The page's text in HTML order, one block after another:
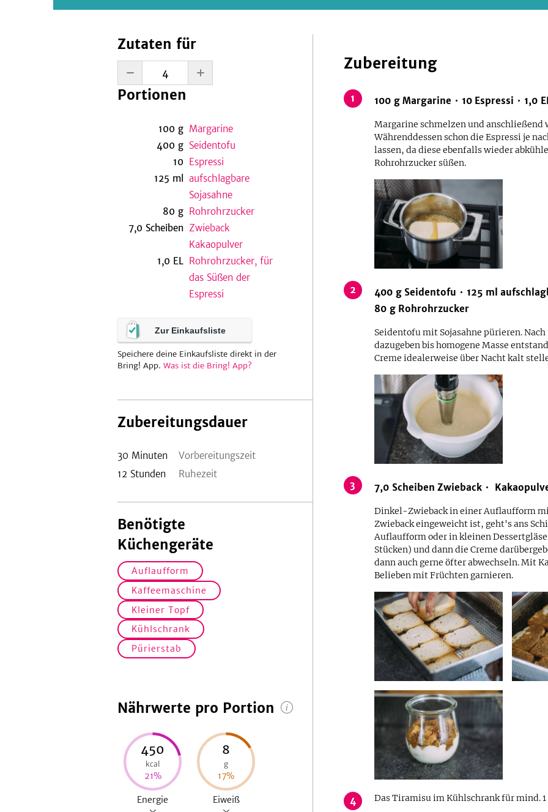
Zutaten für
Portionen
100 g Margarine
400 g Seidentofu
10 Espressi
125 ml
aufschlagbare
Sojasahne
80 g Rohrohrzucker
7,0 Scheiben Zwieback
Kakaopulver
1,0 EL Rohrohrzucker, für
das Süßen der
Espressi
Zur Einkaufsliste
Speichere deine Einkaufsliste direkt in der
Bring! App. Was ist die Bring! App?
Zubereitungsdauer
30 Minuten
Vorbereitungszeit
12 Stunden Ruhezeit
Benötigte
Küchengeräte
Auflaufform
Kaffeemaschine
Kleiner Topf
Kühlschrank
Pürierstab
Nährwerte pro Portion
450
kcal
21%
Energie
8
g
17%
Eiweiß
Zubereitung
1 100 g Margarine 10 Espressi 1,0
Margarine schmelzen und anschließend
Währenddessen schon die Espressi je
lassen, da diese ebenfalls wieder
Rohrohrzucker süßen.
2 400 g Seidentofu 125 ml
80 g Rohrohrzucker
Seidentofu mit Sojasahne pürieren.
dazugeben bis homogene Masse
Creme idealerweise über Nacht kalt
3 7,0 Scheiben Zwieback
Dinkel-Zwieback in einer Auflaufform
Zwieback eingeweicht ist, geht's ans
Auflaufform oder in kleinen
Stücken) und dann die Creme
dann auch gerne öfter abwechseln. Mit
Belieben mit Früchten garnieren.
4 Das Tiramisu im Kühlschrank für mind.